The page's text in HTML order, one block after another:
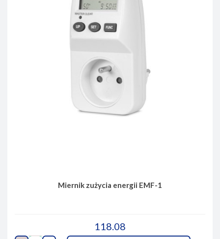
Miernik zużycia energii EMF-1
118.08